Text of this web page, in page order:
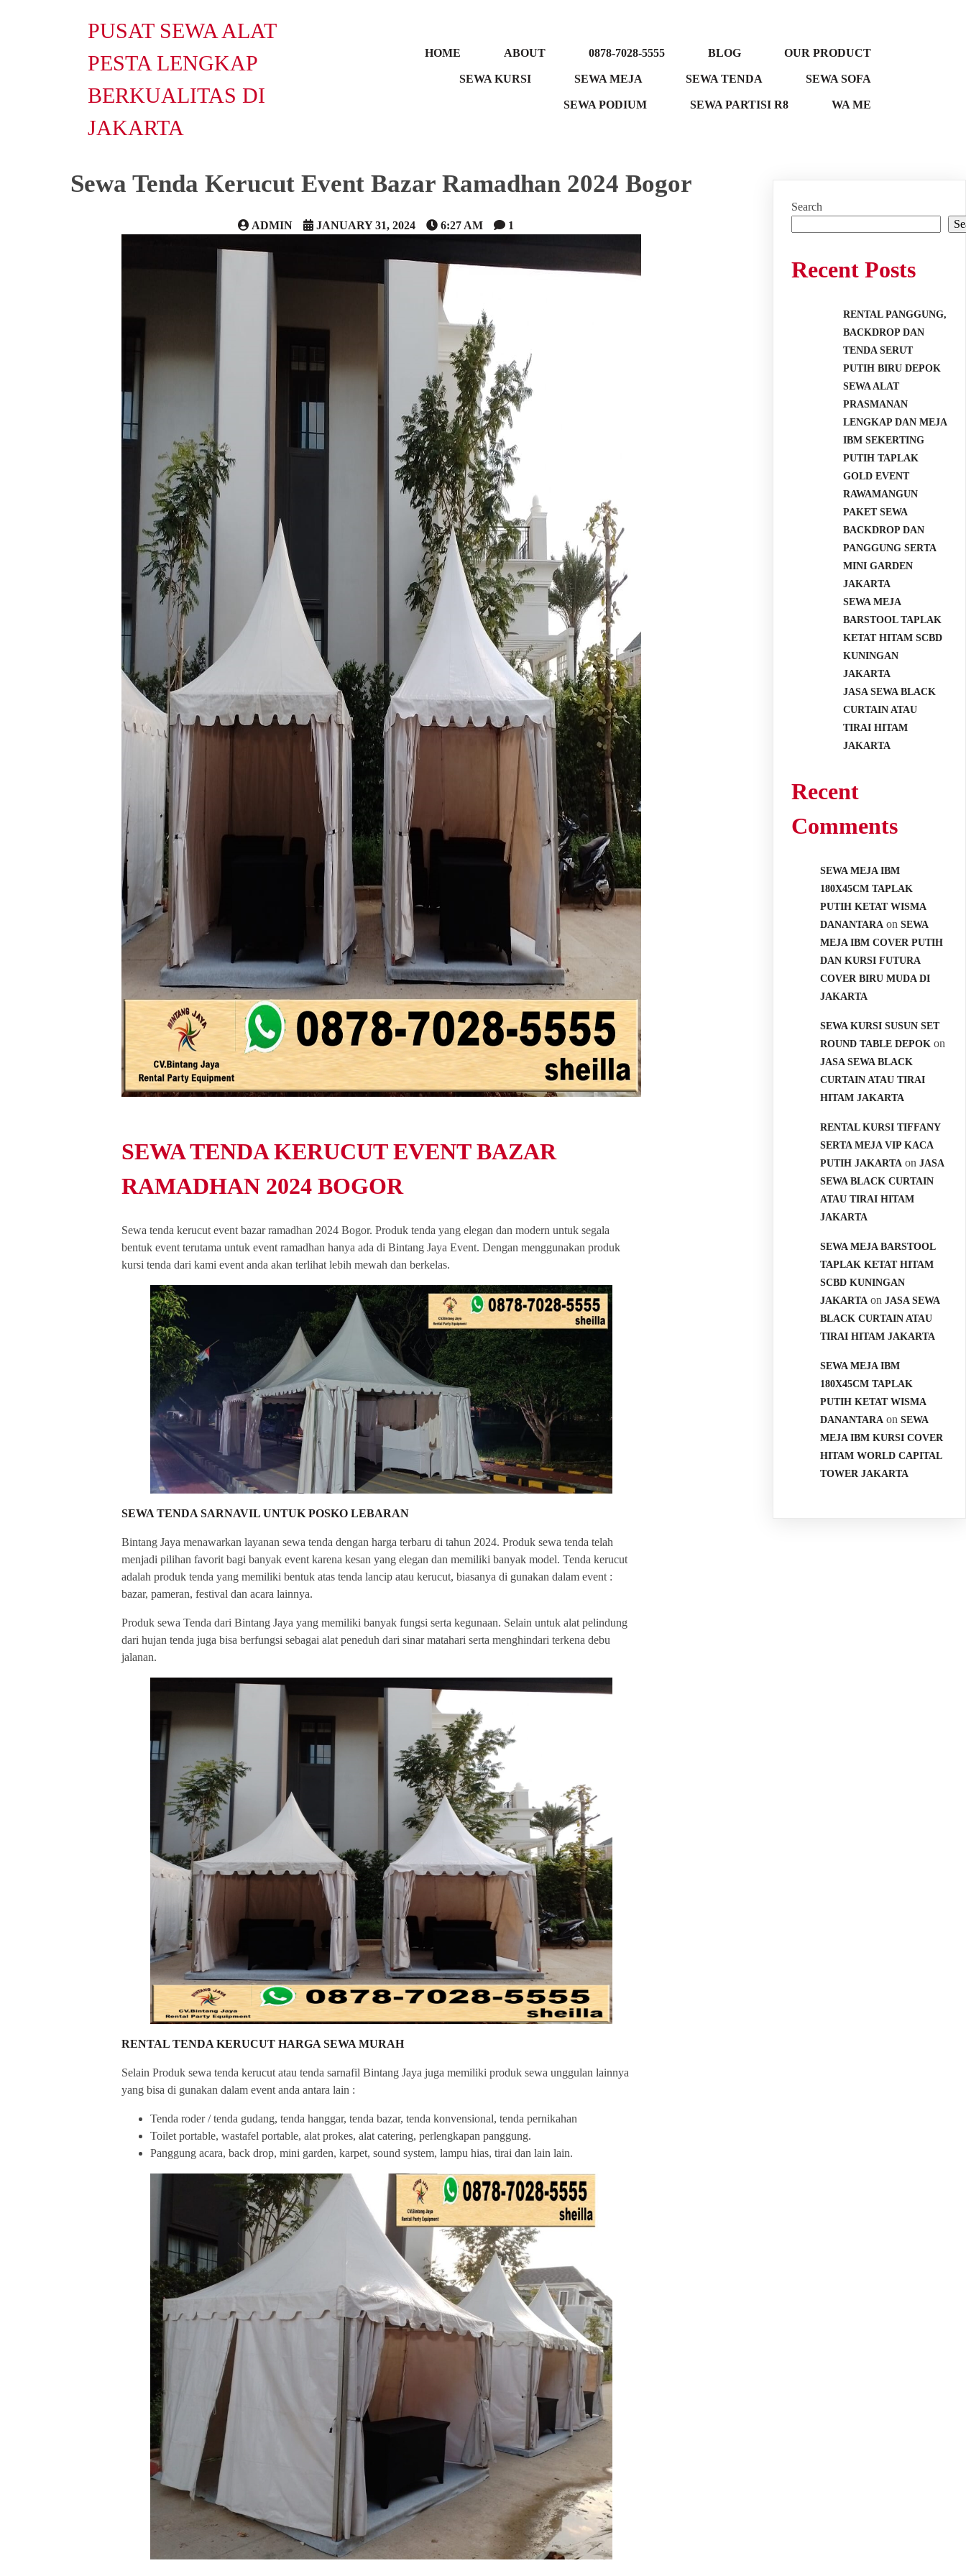
PUSAT SEWA ALAT
PESTA LENGKAP
BERKUALITAS DI
JAKARTA
HOME ABOUT 0878-7028-5555 BLOG OUR PRODUCT
SEWA KURSI SEWA MEJA SEWA TENDA SEWA SOFA
SEWA PODIUM SEWA PARTISI R8 WA ME
Sewa Tenda Kerucut Event Bazar Ramadhan 2024 Bogor
ADMIN JANUARY 31, 2024 6:27 AM 1
SEWA TENDA KERUCUT EVENT BAZAR
RAMADHAN 2024 BOGOR
Sewa tenda kerucut event bazar ramadhan 2024 Bogor. Produk tenda yang elegan dan modern untuk segala
bentuk event terutama untuk event ramadhan hanya ada di Bintang Jaya Event. Dengan menggunakan produk
kursi tenda dari kami event anda akan terlihat lebih mewah dan berkelas.
SEWA TENDA SARNAVIL UNTUK POSKO LEBARAN
Bintang Jaya menawarkan layanan sewa tenda dengan harga terbaru di tahun 2024. Produk sewa tenda telah
menjadi pilihan favorit bagi banyak event karena kesan yang elegan dan memiliki banyak model. Tenda kerucut
adalah produk tenda yang memiliki bentuk atas tenda lancip atau kerucut, biasanya di gunakan dalam event :
bazar, pameran, festival dan acara lainnya.
Produk sewa Tenda dari Bintang Jaya yang memiliki banyak fungsi serta kegunaan. Selain untuk alat pelindung
dari hujan tenda juga bisa berfungsi sebagai alat peneduh dari sinar matahari serta menghindari terkena debu
jalanan.
RENTAL TENDA KERUCUT HARGA SEWA MURAH
Selain Produk sewa tenda kerucut atau tenda sarnafil Bintang Jaya juga memiliki produk sewa unggulan lainnya
yang bisa di gunakan dalam event anda antara lain :
Tenda roder / tenda gudang, tenda hanggar, tenda bazar, tenda konvensional, tenda pernikahan
Toilet portable, wastafel portable, alat prokes, alat catering, perlengkapan panggung.
Panggung acara, back drop, mini garden, karpet, sound system, lampu hias, tirai dan lain lain.
Search
Recent Posts
RENTAL PANGGUNG,
BACKDROP DAN
TENDA SERUT
PUTIH BIRU DEPOK
SEWA ALAT
PRASMANAN
LENGKAP DAN MEJA
IBM SEKERTING
PUTIH TAPLAK
GOLD EVENT
RAWAMANGUN
PAKET SEWA
BACKDROP DAN
PANGGUNG SERTA
MINI GARDEN
JAKARTA
SEWA MEJA
BARSTOOL TAPLAK
KETAT HITAM SCBD
KUNINGAN
JAKARTA
JASA SEWA BLACK
CURTAIN ATAU
TIRAI HITAM
JAKARTA
Recent
Comments
SEWA MEJA IBM
180X45CM TAPLAK
PUTIH KETAT WISMA
DANANTARA onSEWA
MEJA IBM COVER PUTIH
DAN KURSI FUTURA
COVER BIRU MUDA DI
JAKARTA
SEWA KURSI SUSUN SET
ROUND TABLE DEPOK on
JASA SEWA BLACK
CURTAIN ATAU TIRAI
HITAM JAKARTA
RENTAL KURSI TIFFANY
SERTA MEJA VIP KACA
PUTIH JAKARTA onJASA
SEWA BLACK CURTAIN
ATAU TIRAI HITAM
JAKARTA
SEWA MEJA BARSTOOL
TAPLAK KETAT HITAM
SCBD KUNINGAN
JAKARTA onJASA SEWA
BLACK CURTAIN ATAU
TIRAI HITAM JAKARTA
SEWA MEJA IBM
180X45CM TAPLAK
PUTIH KETAT WISMA
DANANTARA onSEWA
MEJA IBM KURSI COVER
HITAM WORLD CAPITAL
TOWER JAKARTA